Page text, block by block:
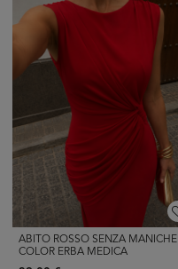
ABITO ROSSO SENZA MANICHE
COLOR ERBA MEDICA